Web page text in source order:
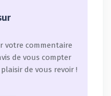
votre commentaire
de vous compter
de vous revoir !